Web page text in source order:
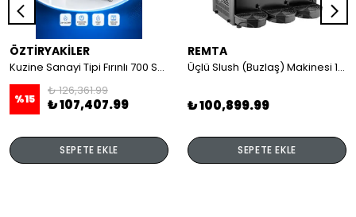
ÖZTİRYAKİLER
Kuzine Sanayi Tipi Fırınlı 700 Seri Gazlı 4 Açık Ateş 80x70x85 (Lp)-2X6Kw+2X7,5Kw+6Kw Elektrikli Fırın
%15
₺ 126,361.99
₺ 107,407.99
SEPETE EKLE
REMTA
Üçlü Slush (Buzlaş) Makinesi 12+12+12 lt
₺ 100,899.99
SEPETE EKLE